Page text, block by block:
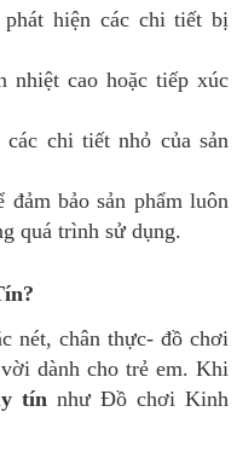
hiện các chi tiết bị
nhiệt cao hoặc tiếp xúc
chi tiết nhỏ của sản
bảo sản phẩm luôn
quá trình sử dụng.
nét, chân thực- đồ chơi
dành cho trẻ em. Khi
tínnhư Đồ chơi Kinh